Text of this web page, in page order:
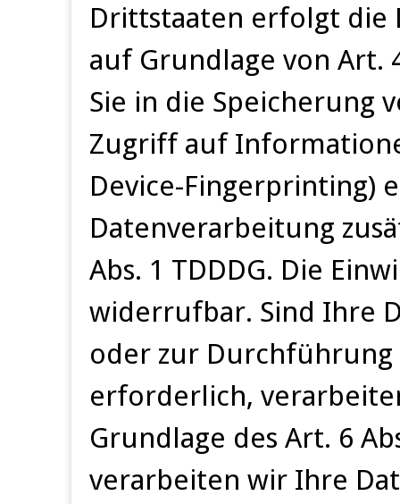
Drittstaaten erfolgt die
auf Grundlage von Art.
Sie in die Speicherung
Zugriff auf
Device-Fingerprinting)
Datenverarbeitung
Abs. 1 TDDDG. Die
widerrufbar. Sind Ihre
oder zur
erforderlich,
Grundlage des Art. 6
verarbeiten wir Ihre